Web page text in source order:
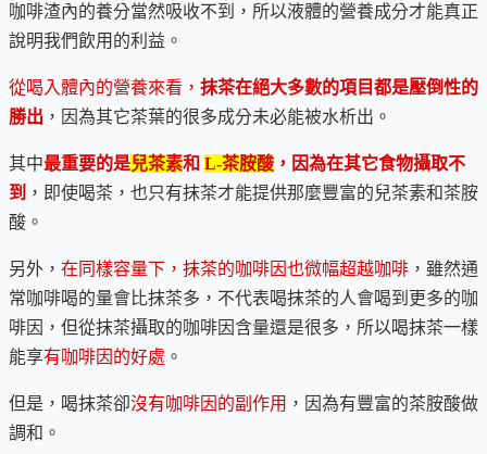
咖啡渣內的養分當然吸收不到，所以液體的營養成分才能真正
說明我們飲用的利益。
從喝入體內的營養來看， 抹茶在絕大多數的項目都是壓倒性的
勝出 ，因為其它茶葉的很多成分未必能被水析出。
其中最重要的是兒茶素和 L-茶胺酸 ，因為在其它食物攝取不
到 ，即使喝茶，也只有抹茶才能提供那麼豐富的兒茶素和茶胺
酸。
另外， 在同樣容量下，抹茶的咖啡因也微幅超越咖啡 ，雖然通
常咖啡喝的量會比抹茶多，不代表喝抹茶的人會喝到更多的咖
啡因，但從抹茶攝取的咖啡因含量還是很多，所以喝抹茶一樣
能享有咖啡因的好處 。
但是，喝抹茶卻沒有咖啡因的副作用 ，因為有豐富的茶胺酸做
調和。